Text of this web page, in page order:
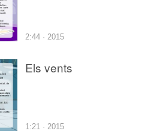
2:44 · 2015
Els vents
1:21 · 2015